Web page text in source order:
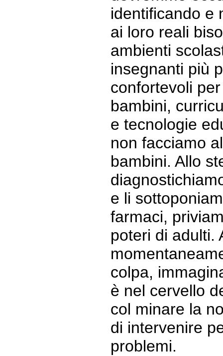
identificando e
ai loro reali
ambienti
insegnanti più
confortevoli
bambini,
e tecnologie
non facciamo
bambini. Allo
e li
farmaci,
poteri di adulti.
colpa,
è nel cervello
col minare la
di intervenire
problemi.